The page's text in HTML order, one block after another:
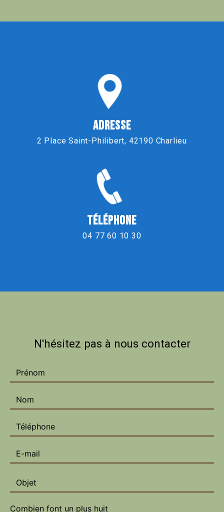
ADRESSE
2 Place Saint-Philibert, 42190 Charlieu
TÉLÉPHONE
04 77 60 10 30
N'hésitez pas à nous contacter
Combien font un plus huit